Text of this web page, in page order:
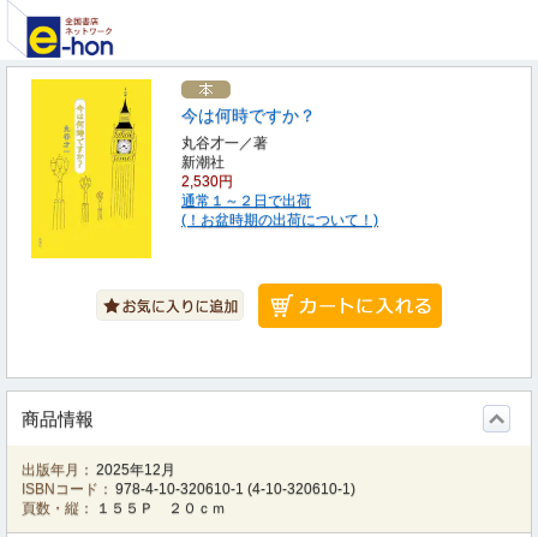
今は何時ですか？
丸谷才一／著
新潮社
2,530円
通常１～２日で出荷
(！お盆時期の出荷について！)
商品情報
出版年月： 2025年12月
ISBNコード： 978-4-10-320610-1 (4-10-320610-1)
頁数・縦：
１５５Ｐ ２０ｃｍ